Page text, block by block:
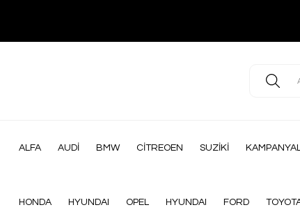
ALFA AUDİ BMW CİTREOEN SUZİKİ
HONDA HYUNDAI OPEL HYUNDAI FORD